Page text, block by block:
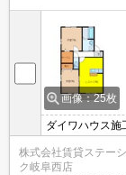
画像：25枚
ダイワハウス施
株式会社賃貸ステー
ク岐阜西店